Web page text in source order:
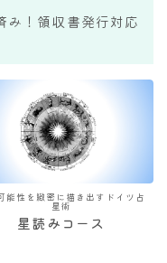
み！領収書発行対応
能性を緻密に描き出すドイツ占
星術
星読みコース